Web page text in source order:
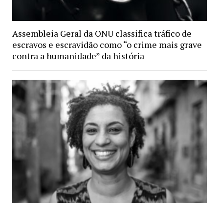
Assembleia Geral da ONU classifica tráfico de
escravos e escravidão como “o crime mais grave
contra a humanidade” da história